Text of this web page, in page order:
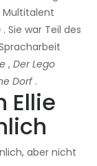
Multitalent
. Sie war Teil des
, Der Lego
Dorf.
Ellie
aber nicht